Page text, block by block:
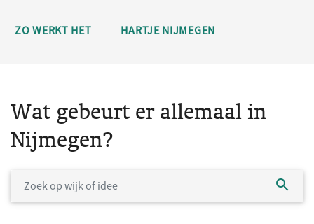
ZO WERKT HET HARTJE NIJMEGEN
Wat gebeurt er allemaal in
Nijmegen?